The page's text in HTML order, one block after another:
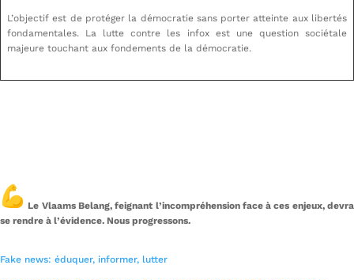
L’objectif est de protéger la démocratie sans porter atteinte aux libertés
fondamentales. La lutte contre les infox est une question sociétale
majeure touchant aux fondements de la démocratie.
Le Vlaams Belang, feignant l’incompréhension face à ces enjeux, devra
se rendre à l’évidence. Nous progressons.
Fake news: éduquer, informer, lutter